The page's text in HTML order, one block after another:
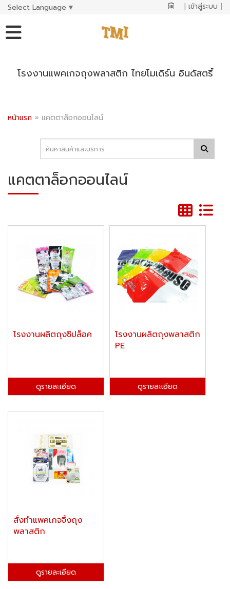
Select Language ▼ | เข้าสู่ระบบ |
โรงงานแพคเกจถุงพลาสติก ไทยโมเดิร์น อินดัสตรี้
หน้าแรก » แคตตาล็อกออนไลน์
แคตตาล็อกออนไลน์
โรงงานผลิตถุงซิปล็อค
ดูรายละเอียด
โรงงานผลิตถุงพลาสติก
PE
ดูรายละเอียด
สั่งทำแพคเกจจิ้งถุง
พลาสติก
ดูรายละเอียด